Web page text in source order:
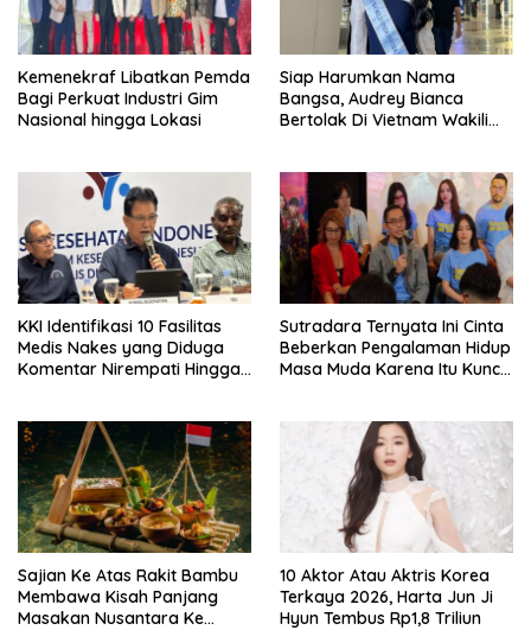
Kemenekraf Libatkan Pemda
Bagi Perkuat Industri Gim
Nasional hingga Lokasi
Siap Harumkan Nama
Bangsa, Audrey Bianca
Bertolak Di Vietnam Wakili
KKI Identifikasi 10 Fasilitas
Medis Nakes yang Diduga
Komentar Nirempati Hingga
Sutradara Ternyata Ini Cinta
Beberkan Pengalaman Hidup
Masa Muda Karena Itu Kunci
Sajian Ke Atas Rakit Bambu
Membawa Kisah Panjang
Masakan Nusantara Ke
10 Aktor Atau Aktris Korea
Terkaya 2026, Harta Jun Ji
Hyun Tembus Rp1,8 Triliun